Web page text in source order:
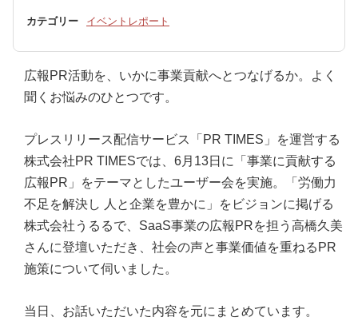
カテゴリー イベントレポート
広報PR活動を、いかに事業貢献へとつなげるか。よく
聞くお悩みのひとつです。
プレスリリース配信サービス「PR TIMES」を運営する
株式会社PR TIMESでは、6月13日に「事業に貢献する
広報PR」をテーマとしたユーザー会を実施。「労働力
不足を解決し 人と企業を豊かに」をビジョンに掲げる
株式会社うるるで、SaaS事業の広報PRを担う高橋久美
さんに登壇いただき、社会の声と事業価値を重ねるPR
施策について伺いました。
当日、お話いただいた内容を元にまとめています。